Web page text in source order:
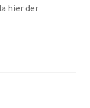
hier der